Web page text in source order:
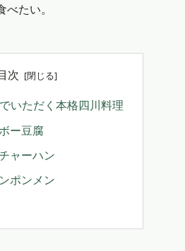
たい。
次
いただく本格四川料理
ー豆腐
ャーハン
ポンメン